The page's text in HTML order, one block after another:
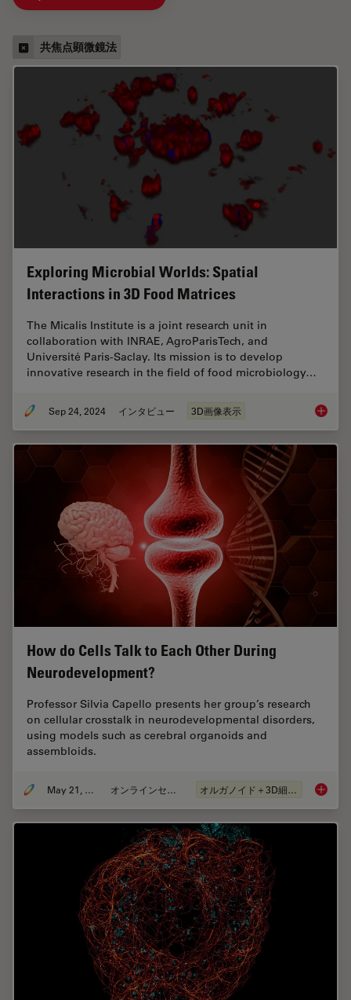
共焦点顕微鏡法
Exploring Microbial Worlds: Spatial
Interactions in 3D Food Matrices
The Micalis Institute is a joint research unit in
collaboration with INRAE, AgroParisTech, and
Université Paris-Saclay. Its mission is to develop
innovative research in the field of food microbiology…
Sep 24, 2024 インタビュー 3D画像表示
How do Cells Talk to Each Other During
Neurodevelopment?
Professor Silvia Capello presents her group’s research
on cellular crosstalk in neurodevelopmental disorders,
using models such as cerebral organoids and
assembloids.
May 21, 2024 オンラインセミナー オルガノイド＋3D細胞培養 How